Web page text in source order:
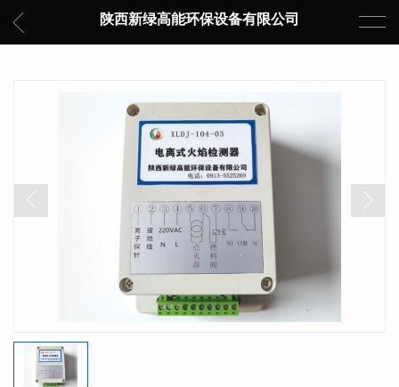
陕西新绿高能环保设备有限公司